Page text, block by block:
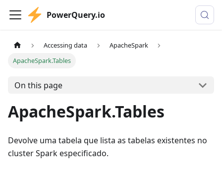
PowerQuery.io
Accessing data
ApacheSpark
ApacheSpark.Tables
On this page
ApacheSpark.Tables
Devolve uma tabela que lista as tabelas existentes no
cluster Spark especificado.